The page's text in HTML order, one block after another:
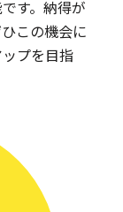
す。納得が
この機会に
プを目指